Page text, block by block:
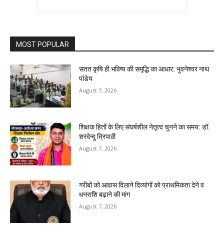
MOST POPULAR
सतत कृषि ही भविष्य की समृद्धि का आधार: भुवनेश्वर नाथ
पांडेय
August 7, 2026
शिक्षक हितों के लिए संघर्षशील नेतृत्व चुनने का समय: डॉ.
शरदेन्दु त्रिपाठी
August 7, 2026
गरीबों को आवास दिलाने दिव्यांगों को प्राथमिकता देने व
धनराशि बढ़ाने की मांग
August 7, 2026